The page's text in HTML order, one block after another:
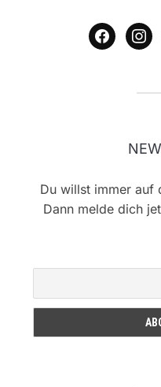
facebook
Du willst immer auf
Dann melde dich